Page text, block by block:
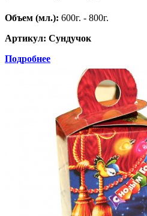
Объем (мл.): 600г. - 800г.
Артикул: Сундучок
Подробнее